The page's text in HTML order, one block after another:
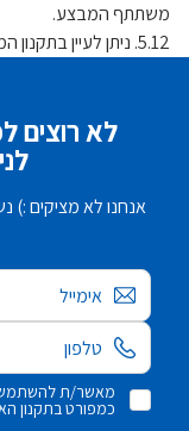
משתתף המבצע.
5.12. ניתן לעיין בתקנון המבצע במשרדי החברה, רחוב האופה 8 מודיעין.
לא רוצים
אנחנו לא מציקים :)
אימייל
מאשר/ת להשתמש
כמפורט בתקנון